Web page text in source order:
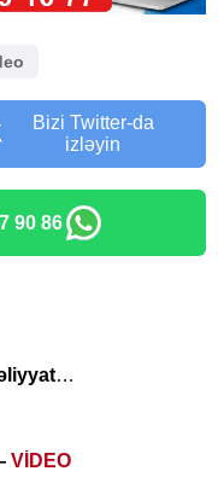
Bizi Twitter-da
izləyin
90 86
kimlərdir?
VİDEO